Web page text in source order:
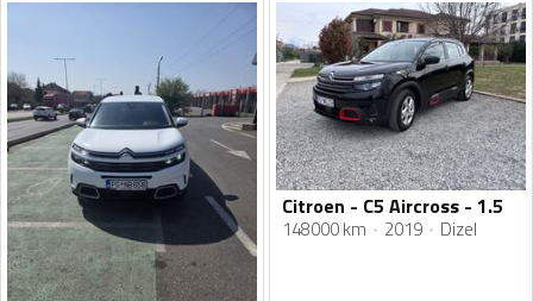
Citroen - C5 Aircross - 1.5
148000 km 2019 Dizel